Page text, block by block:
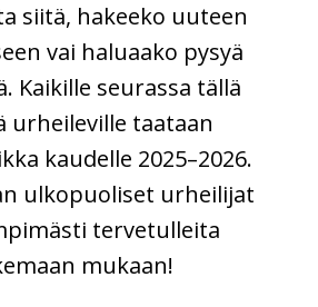
siitä, hakeeko uuteen
vai haluaako pysyä
Kaikille seurassa tällä
urheileville taataan
kaudelle 2025–2026.
ulkopuoliset urheilijat
tervetulleita
mukaan!